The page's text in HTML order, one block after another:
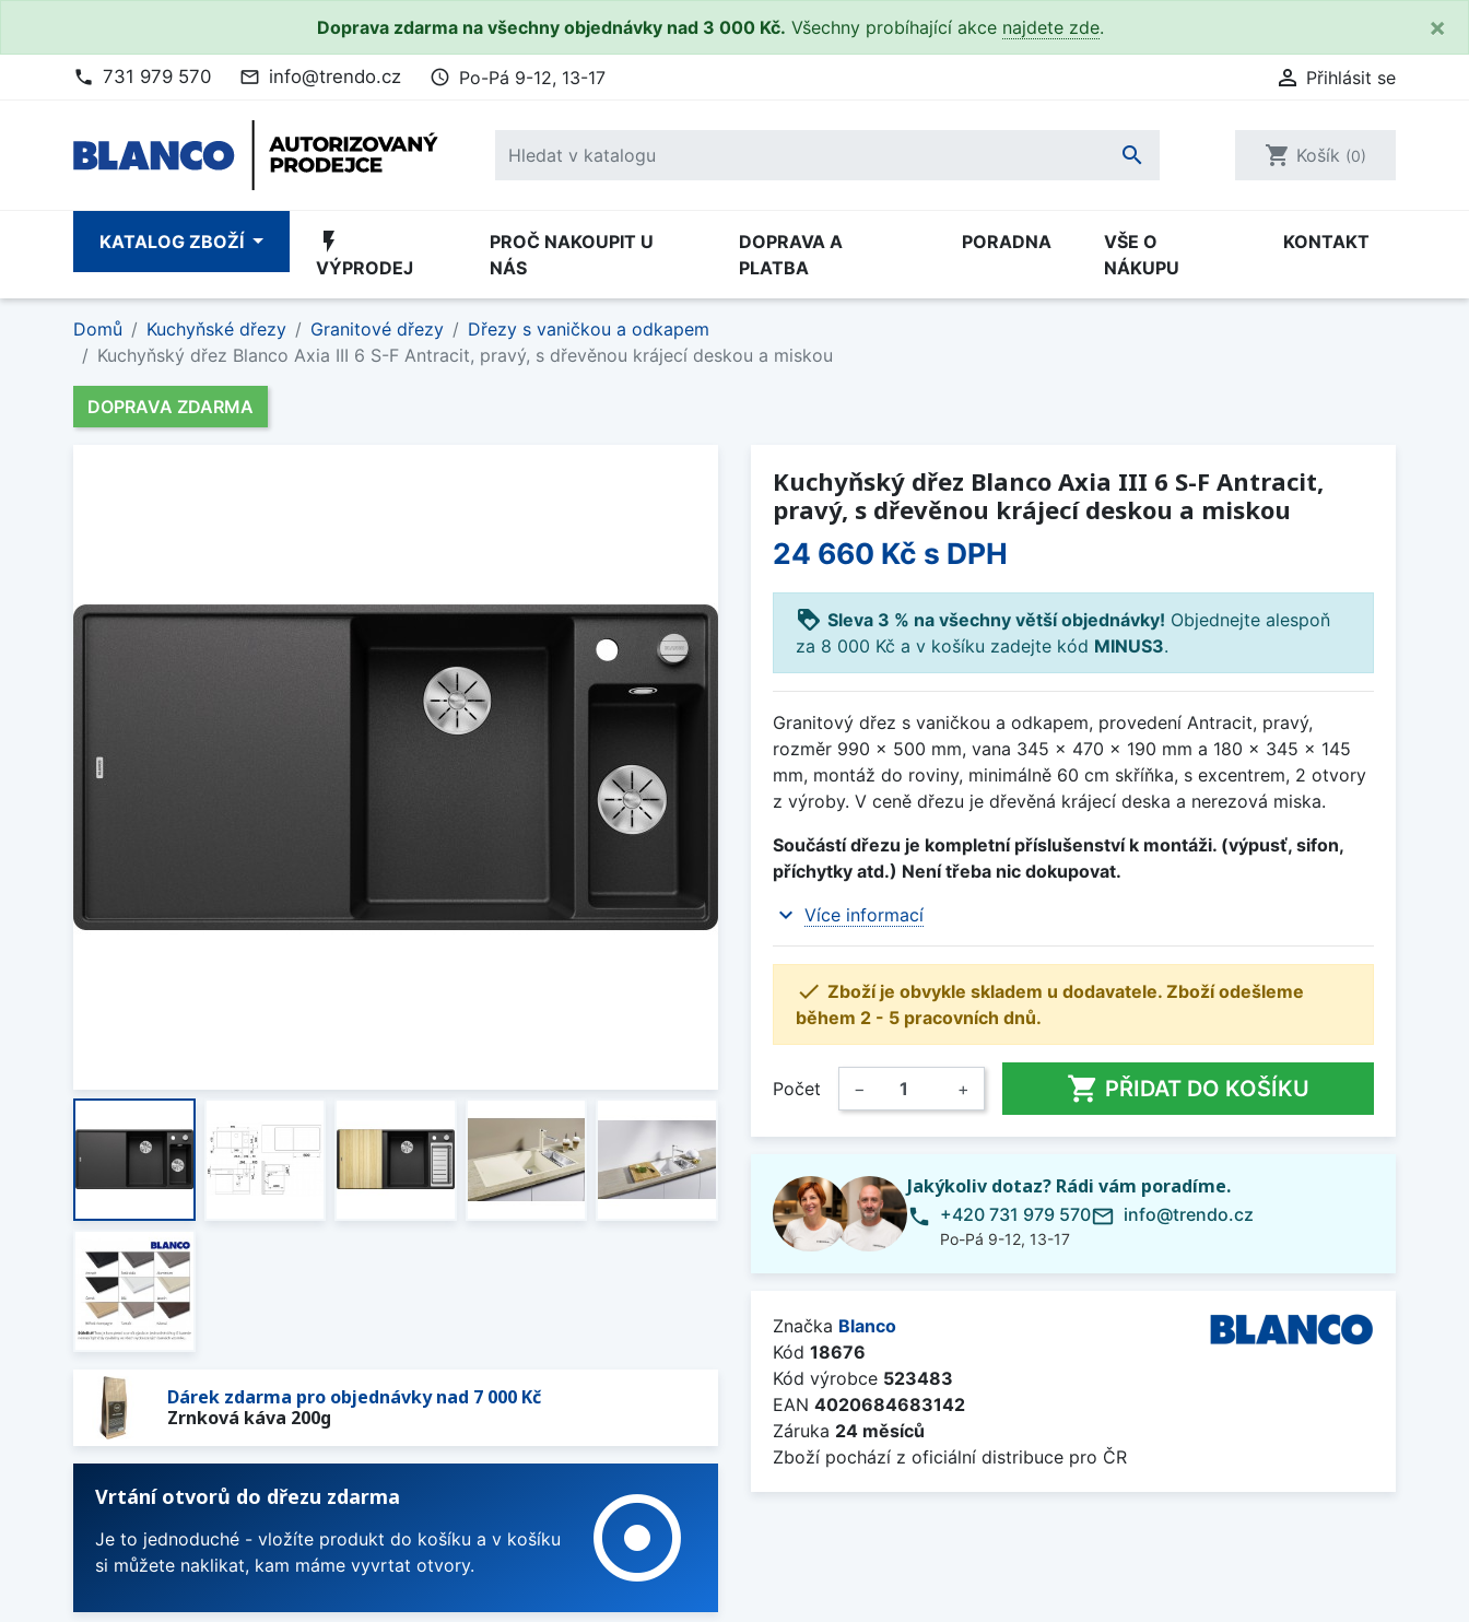
Doprava zdarma na všechny objednávky nad 3 000 Kč. Všechny probíhající akce najdete zde. ×
phone 731 979 570 mail_outline info@trendo.cz access_time Po-Pá 9-12, 13-17  Přihlásit se
 shopping_cart Košík (0)
KATALOG ZBOŽÍ flash_on
VÝPRODEJ
PROČ NAKOUPIT U
NÁS
DOPRAVA A
PLATBA
PORADNA
VŠE O
NÁKUPU
KONTAKT
Domů Kuchyňské dřezy Granitové dřezy
Dřezy s vaničkou a odkapem
Kuchyňský dřez Blanco Axia III 6 S-F Antracit, pravý, s dřevěnou krájecí deskou a miskou
DOPRAVA ZDARMA
Dárek zdarma pro objednávky nad 7 000 Kč
Zrnková káva 200g
Vrtání otvorů do dřezu zdarma
Je to jednoduché - vložíte produkt do košíku a v košíku
si můžete naklikat, kam máme vyvrtat otvory.
adjust
Kuchyňský dřez Blanco Axia III 6 S-F Antracit,
pravý, s dřevěnou krájecí deskou a miskou
24 660 Kč s DPH
loyalty Sleva 3 % na všechny větší objednávky! Objednejte alespoň
za 8 000 Kč a v košíku zadejte kód MINUS3.
Granitový dřez s vaničkou a odkapem, provedení Antracit, pravý,
rozměr 990 x 500 mm, vana 345 x 470 x 190 mm a 180 x 345 x 145
mm, montáž do roviny, minimálně 60 cm skříňka, s excentrem, 2 otvory
z výroby. V ceně dřezu je dřevěná krájecí deska a nerezová miska.
Součástí dřezu je kompletní příslušenství k montáži. (výpusť, sifon,
příchytky atd.) Není třeba nic dokupovat.
expand_more Více informací
 Zboží je obvykle skladem u dodavatele. Zboží odešleme
během 2 - 5 pracovních dnů.
Počet − +  PŘIDAT DO KOŠÍKU
Jakýkoliv dotaz? Rádi vám poradíme.
phone +420 731 979 570
Po-Pá 9-12, 13-17
mail_outline info@trendo.cz
Značka Blanco
Kód 18676
Kód výrobce 523483
EAN 4020684683142
Záruka 24 měsíců
Zboží pochází z oficiální distribuce pro ČR